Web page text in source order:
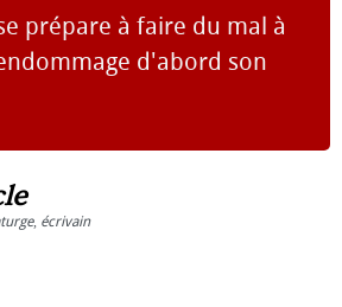
prépare à faire du mal à
d'abord son
, écrivain